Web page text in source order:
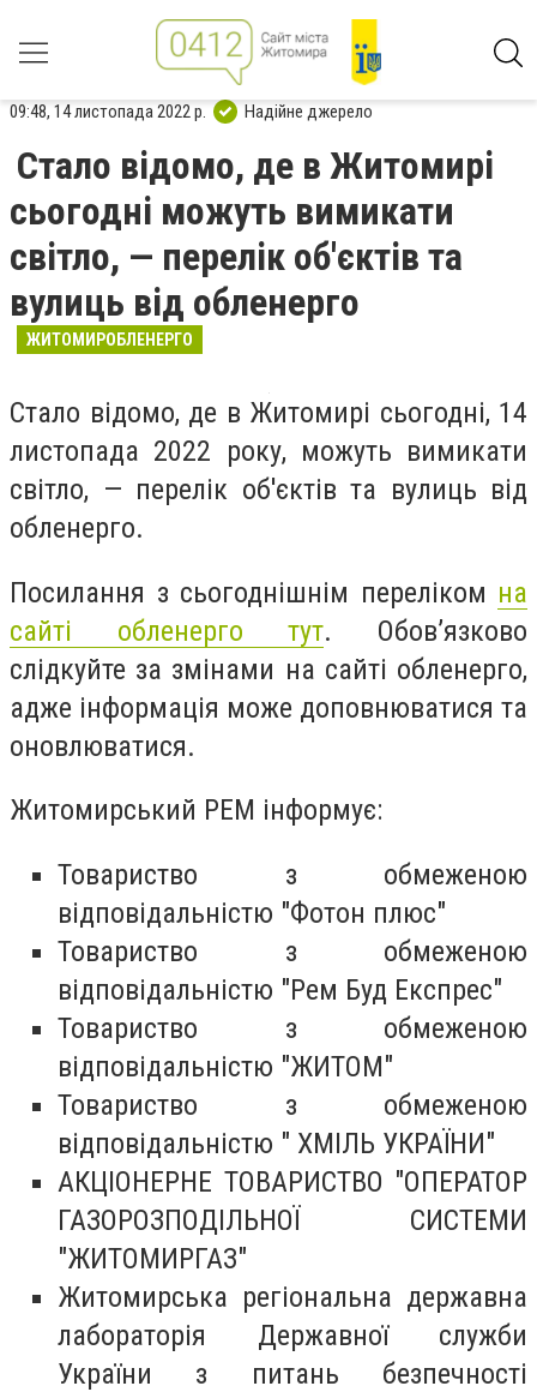
09:48, 14 листопада 2022 р. Надійне джерело
Стало відомо, де в Житомирі
сьогодні можуть вимикати
світло, — перелік об'єктів та
вулиць від обленерго
ЖИТОМИРОБЛЕНЕРГО
Стало відомо, де в Житомирі сьогодні, 14
листопада 2022 року, можуть вимикати
світло, — перелік об'єктів та вулиць від
обленерго.
Посилання з сьогоднішнім переліком на
сайті обленерго тут. Обов’язково
слідкуйте за змінами на сайті обленерго,
адже інформація може доповнюватися та
оновлюватися.
Житомирський РЕМ інформує:
Товариство з обмеженою
відповідальністю "Фотон плюс"
Товариство з обмеженою
відповідальністю "Рем Буд Експрес"
Товариство з обмеженою
відповідальністю "ЖИТОМ"
Товариство з обмеженою
відповідальністю " ХМІЛЬ УКРАЇНИ"
АКЦІОНЕРНЕ ТОВАРИСТВО "ОПЕРАТОР
ГАЗОРОЗПОДІЛЬНОЇ СИСТЕМИ
"ЖИТОМИРГАЗ"
Житомирська регіональна державна
лабораторія Державної служби
України з питань безпечності